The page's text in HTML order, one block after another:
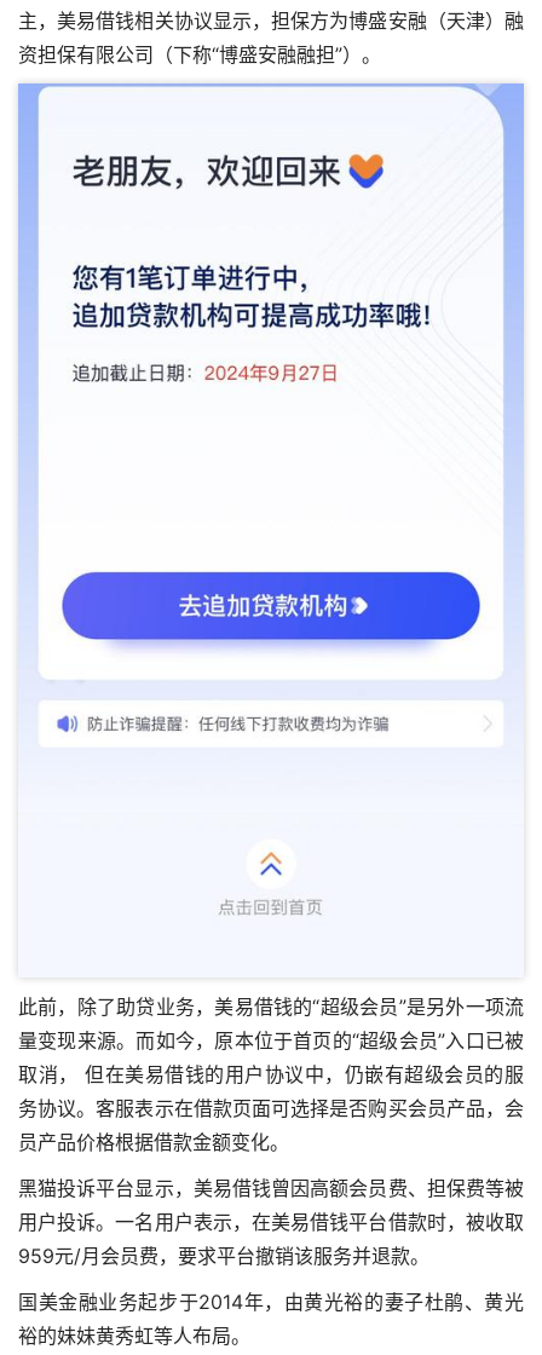
主，美易借钱相关协议显示，担保方为博盛安融（天津）融
资担保有限公司（下称“博盛安融融担”）。
此前，除了助贷业务，美易借钱的“超级会员”是另外一项流
量变现来源。而如今，原本位于首页的“超级会员”入口已被
取消， 但在美易借钱的用户协议中，仍嵌有超级会员的服
务协议。客服表示在借款页面可选择是否购买会员产品，会
员产品价格根据借款金额变化。
黑猫投诉平台显示，美易借钱曾因高额会员费、担保费等被
用户投诉。一名用户表示，在美易借钱平台借款时，被收取
959元/月会员费，要求平台撤销该服务并退款。
国美金融业务起步于2014年，由黄光裕的妻子杜鹃、黄光
裕的妹妹黄秀虹等人布局。